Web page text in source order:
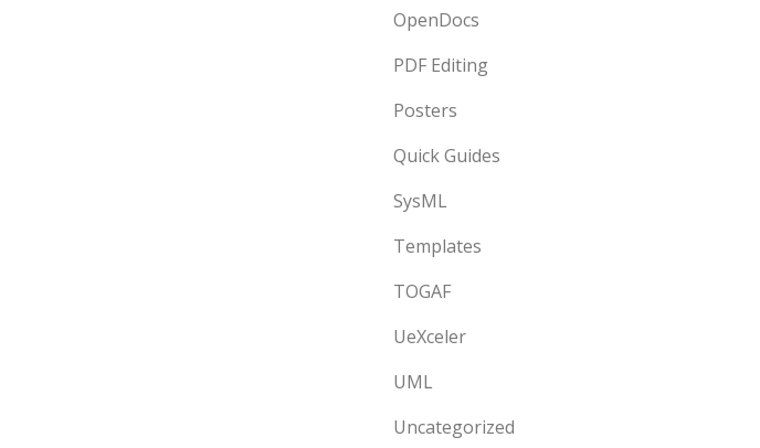
OpenDocs
PDF Editing
Posters
Quick Guides
SysML
Templates
TOGAF
UeXceler
UML
Uncategorized